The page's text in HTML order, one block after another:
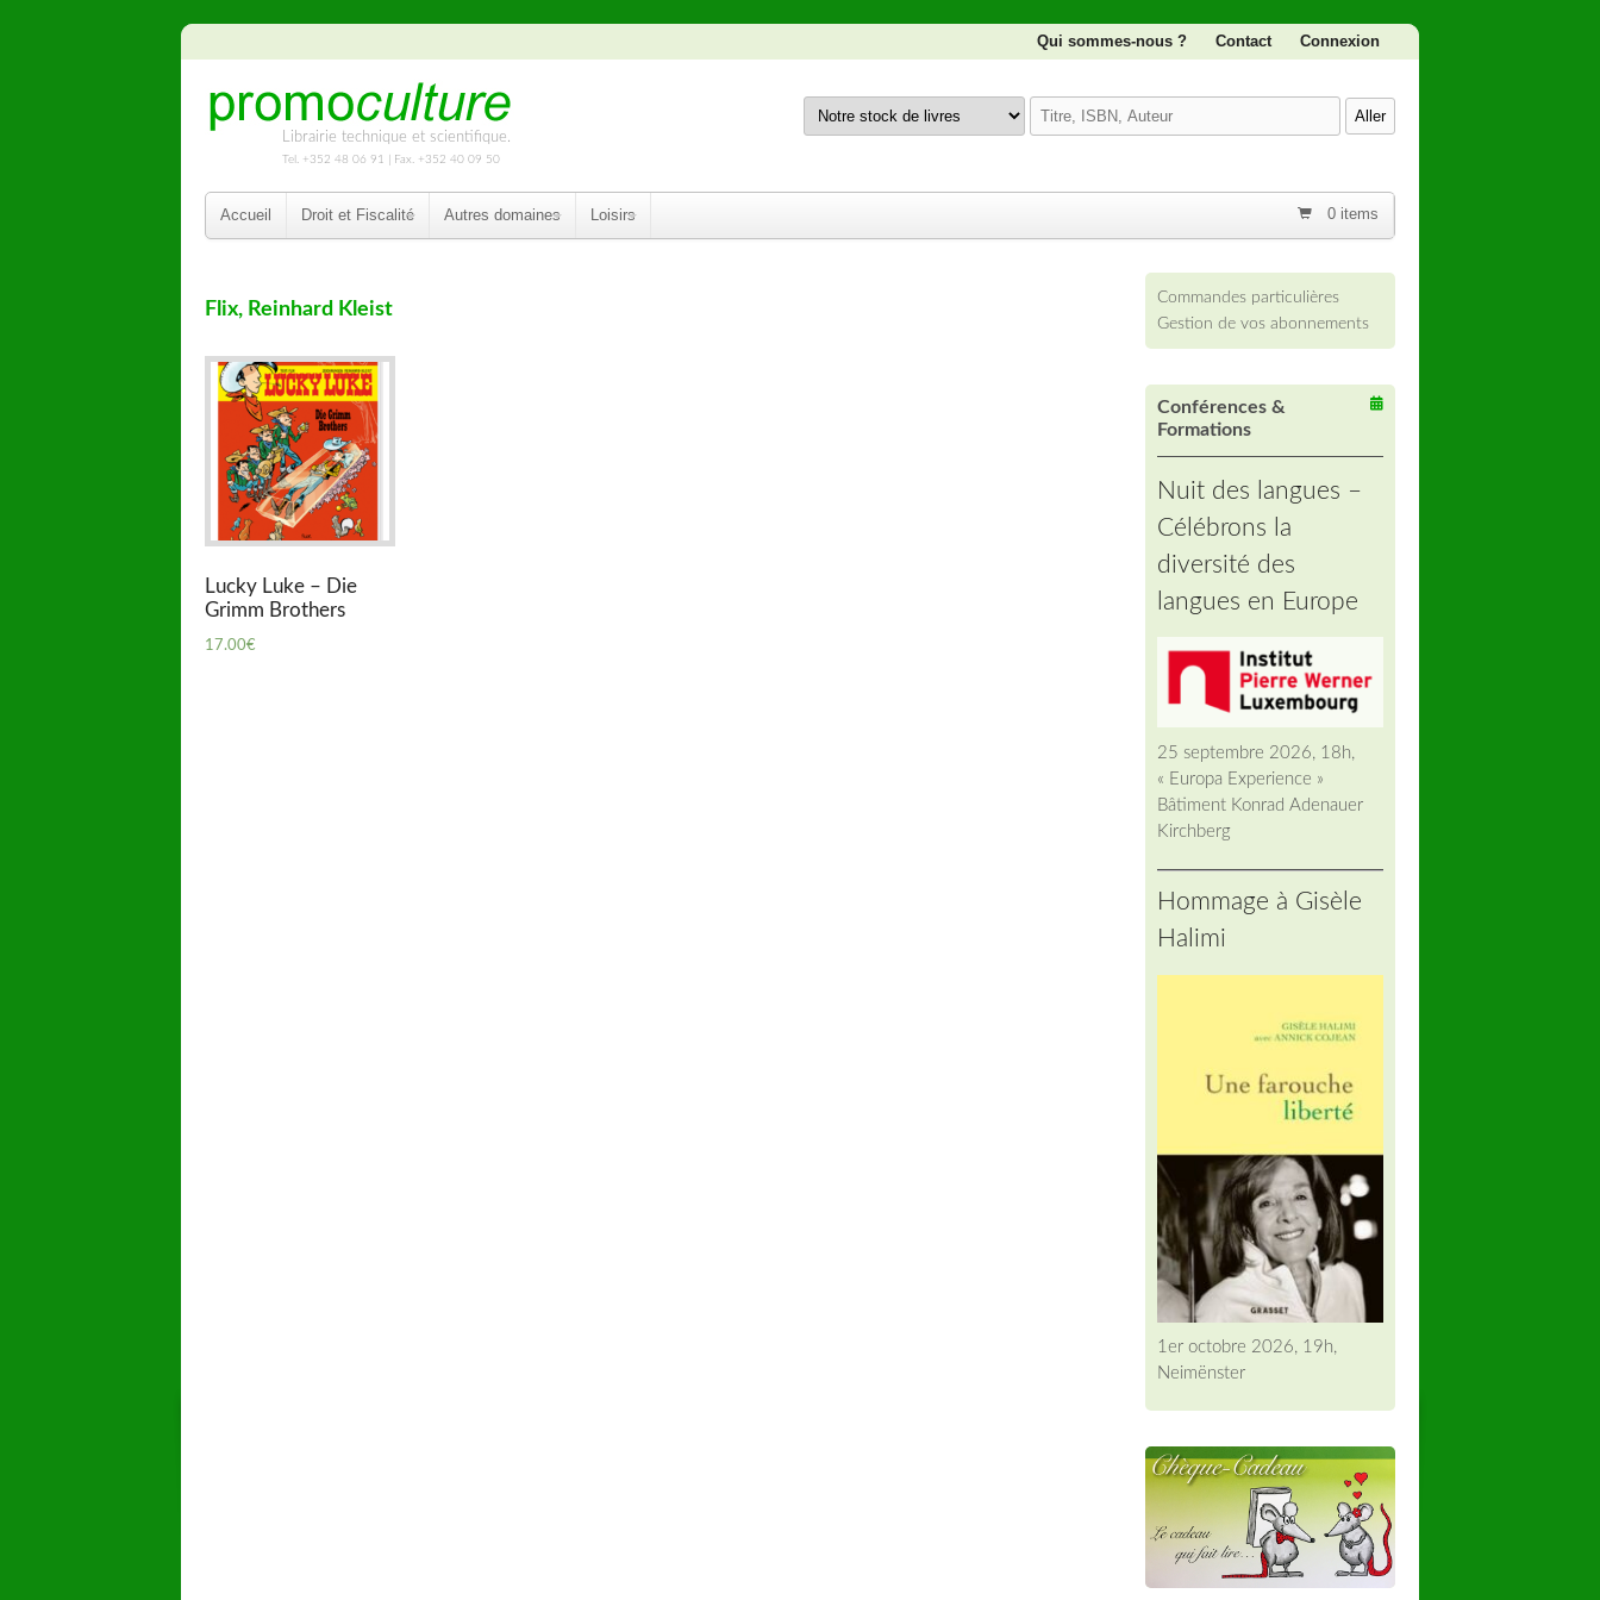
Qui sommes-nous ? Contact Connexion
Librairie technique et scientifique.
Tel. +352 48 06 91 | Fax. +352 40 09 50
0 items
Accueil Droit et Fiscalité Autres domaines Loisirs
Flix, Reinhard Kleist
Lucky Luke – Die
Grimm Brothers
17.00€
Commandes particulières
Gestion de vos abonnements
Conférences &
Formations
Nuit des langues –
Célébrons la
diversité des
langues en Europe
25 septembre 2026, 18h,
« Europa Experience »
Bâtiment Konrad Adenauer
Kirchberg
Hommage à Gisèle
Halimi
1er octobre 2026, 19h,
Neimënster